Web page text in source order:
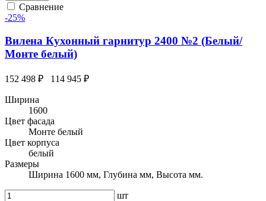
Сравнение
-25%
Вилена Кухонный гарнитур 2400 №2 (Белый/
Монте белый)
152 498 ₽ 114 945 ₽
Ширина
1600
Цвет фасада
Монте белый
Цвет корпуса
белый
Размеры
Ширина 1600 мм, Глубина мм, Высота мм.
шт